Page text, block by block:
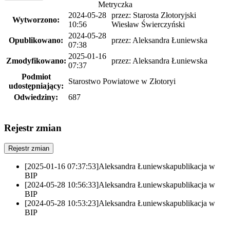
Metryczka
Wytworzono:
2024-05-28
10:56
przez: Starosta Złotoryjski
Wiesław Świerczyński
Opublikowano:
2024-05-28
07:38
przez: Aleksandra Łuniewska
Zmodyfikowano:
2025-01-16
07:37
przez: Aleksandra Łuniewska
Podmiot
udostępniający:
Starostwo Powiatowe w Złotoryi
Odwiedziny:
687
Rejestr zmian
Rejestr zmian
[2025-01-16 07:37:53]Aleksandra Łuniewskapublikacja w
BIP
[2024-05-28 10:56:33]Aleksandra Łuniewskapublikacja w
BIP
[2024-05-28 10:53:23]Aleksandra Łuniewskapublikacja w
BIP